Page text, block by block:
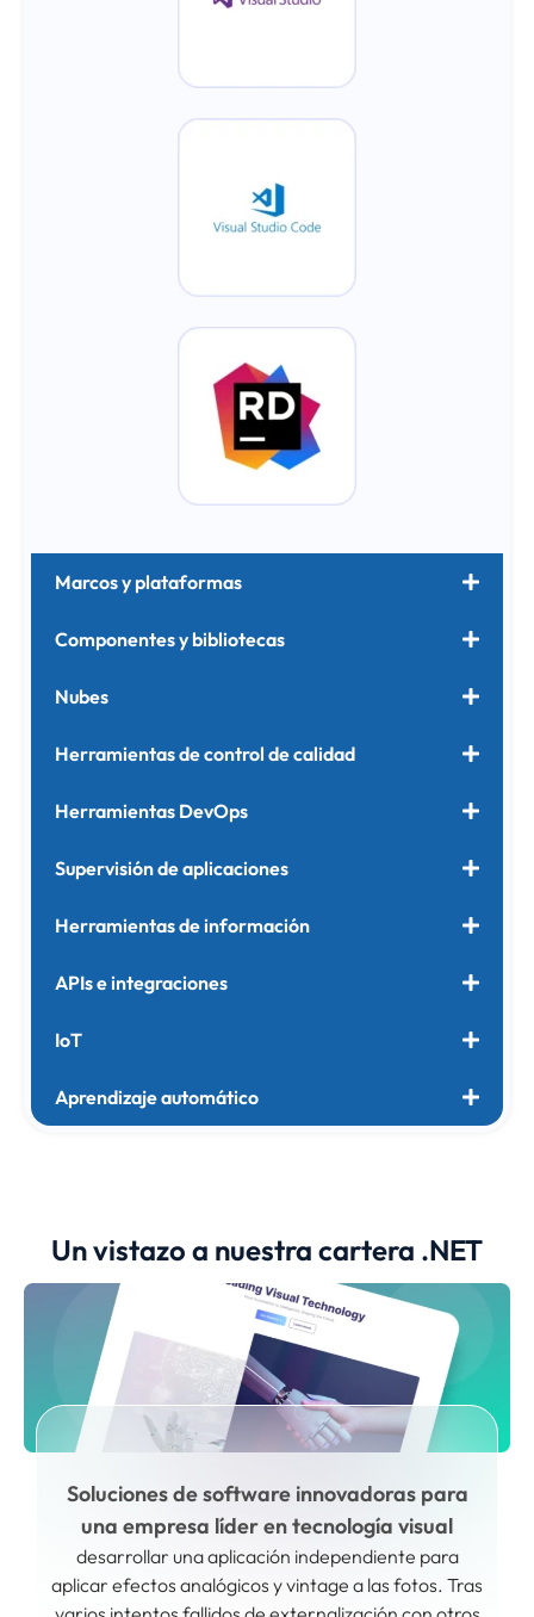
Marcos y plataformas
Componentes y bibliotecas
Nubes
Herramientas de control de calidad
Herramientas DevOps
Supervisión de aplicaciones
Herramientas de información
APIs e integraciones
IoT
Aprendizaje automático
Un vistazo a nuestra cartera .NET
Soluciones de software innovadoras para
una empresa líder en tecnología visual
desarrollar una aplicación independiente para
aplicar efectos analógicos y vintage a las fotos. Tras